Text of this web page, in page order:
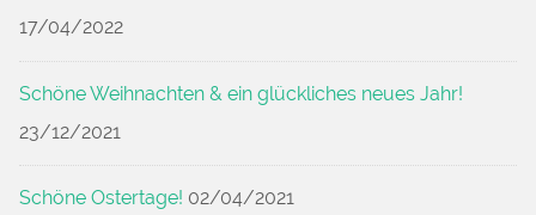
17/04/2022
Schöne Weihnachten & ein glückliches neues Jahr!
23/12/2021
Schöne Ostertage! 02/04/2021